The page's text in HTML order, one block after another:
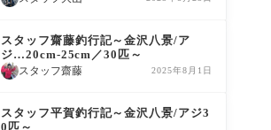
スタッフ齋藤釣行記～金沢八景/ア
ジ…20cm-25cm／30匹～
スタッフ齋藤 2025年8月1日
スタッフ平賀釣行記～金沢八景/アジ3
0匹～